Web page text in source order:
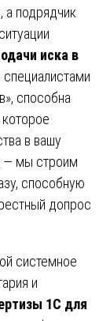
а подрядчик
иска в
способна
в вашу
— мы строим
способную
допрос
системное
и
1С для